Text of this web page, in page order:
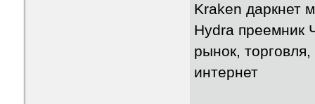
Kraken даркнет
Hydra преемник
рынок,
интернет